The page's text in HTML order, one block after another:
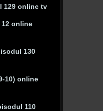
129 online tv
online
130
10) online
110